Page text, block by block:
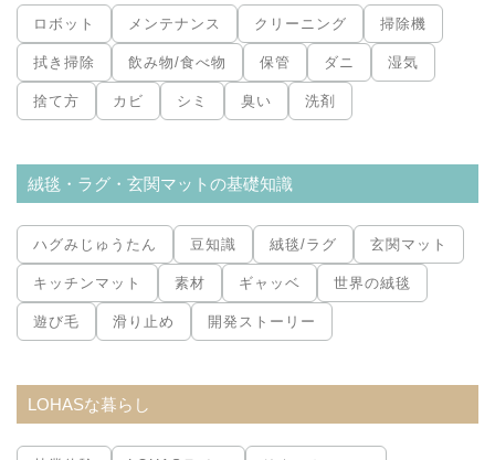
ロボット メンテナンス クリーニング 掃除機
拭き掃除 飲み物/食べ物 保管 ダニ 湿気
捨て方 カビ シミ 臭い 洗剤
絨毯・ラグ・玄関マットの基礎知識
ハグみじゅうたん 豆知識 絨毯/ラグ 玄関マット
キッチンマット 素材 ギャッベ 世界の絨毯
遊び毛 滑り止め 開発ストーリー
LOHASな暮らし